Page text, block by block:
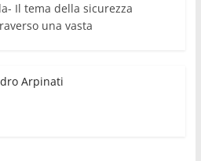
Il tema della sicurezza
una vasta
Arpinati